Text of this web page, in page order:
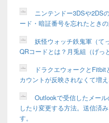
ニンテンドー3DSや2DS
ード・暗証番号を忘れたとき
妖怪ウォッチ鉄鬼軍（て
QRコードとは？月兎組（げっ
ドラクエウォークと
カウントが反映されなくて増
Outlookで受信したメー
したり変更する方法。送信済
す。